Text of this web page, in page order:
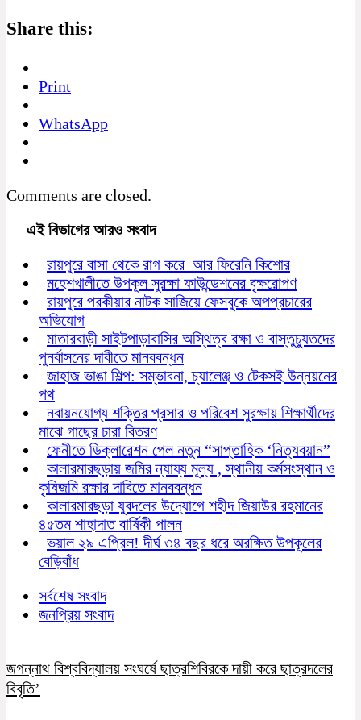
Share this:
Print
WhatsApp
Comments are closed.
এই বিভাগের আরও সংবাদ
রায়পুরে বাসা থেকে রাগ করে আর ফিরেনি কিশোর
মহেশখালীতে উপকূল সুরক্ষা ফাউন্ডেশনের বৃক্ষরোপণ
রায়পুরে পরকীয়ার নাটক সাজিয়ে ফেসবুকে অপপ্রচারের
অভিযোগ
মাতারবাড়ী সাইটপাড়াবাসির অস্থিত্ব রক্ষা ও বাস্তুচ্যুতদের
পুনর্বাসনের দাবীতে মানববন্ধন
জাহাজ ভাঙা শিল্প: সম্ভাবনা, চ্যালেঞ্জ ও টেকসই উন্নয়নের
পথ
নবায়নযোগ্য শক্তির প্রসার ও পরিবেশ সুরক্ষায় শিক্ষার্থীদের
মাঝে গাছের চারা বিতরণ
ফেনীতে ডিক্লারেশন পেল নতুন “সাপ্তাহিক ‘নিত্যবয়ান”
কালারমারছড়ায় জমির ন্যায্য মূল্য , স্থানীয় কর্মসংস্থান ও
কৃষিজমি রক্ষার দাবিতে মানববন্ধন
কালারমারছড়া যুবদলের উদ্যোগে শহীদ জিয়াউর রহমানের
৪৫তম শাহাদাত বার্ষিকী পালন
ভয়াল ২৯ এপ্রিল! দীর্ঘ ৩৪ বছর ধরে অরক্ষিত উপকূলের
বেড়িবাঁধ
সর্বশেষ সংবাদ
জনপ্রিয় সংবাদ
জগন্নাথ বিশ্ববিদ্যালয় সংঘর্ষে ছাত্রশিবিরকে দায়ী করে ছাত্রদলের
বিবৃতি’